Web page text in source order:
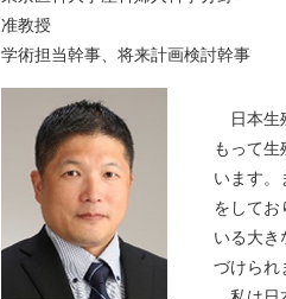
准教授
学術担当幹事、将来計画検討幹事
日本生
もって
います。
をしてお
いる大き
づけられ